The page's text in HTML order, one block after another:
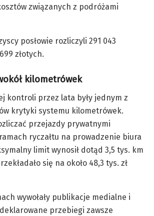
związanych z podróżami
posłowie rozliczyli 291 043
złotych.
kilometrówek
kontroli przez lata były jednym z
krytyki systemu kilometrówek.
przejazdy prywatnymi
ryczałtu na prowadzenie biura
limit wynosił dotąd 3,5 tys. km
się na około 48,3 tys. zł
wywołały publikacje medialne i
przebiegi zawsze